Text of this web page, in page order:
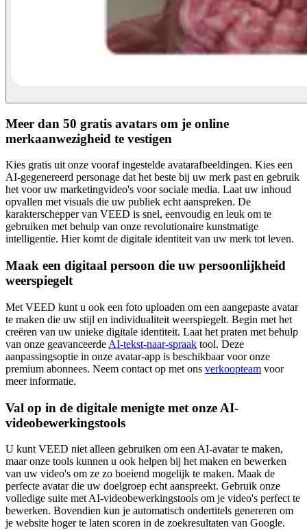
Meer dan 50 gratis avatars om je online
merkaanwezigheid te vestigen
Kies gratis uit onze vooraf ingestelde avatarafbeeldingen. Kies een
AI-gegenereerd personage dat het beste bij uw merk past en gebruik
het voor uw marketingvideo's voor sociale media. Laat uw inhoud
opvallen met visuals die uw publiek echt aanspreken. De
karakterschepper van VEED is snel, eenvoudig en leuk om te
gebruiken met behulp van onze revolutionaire kunstmatige
intelligentie. Hier komt de digitale identiteit van uw merk tot leven.
Maak een digitaal persoon die uw persoonlijkheid
weerspiegelt
Met VEED kunt u ook een foto uploaden om een aangepaste avatar
te maken die uw stijl en individualiteit weerspiegelt. Begin met het
creëren van uw unieke digitale identiteit. Laat het praten met behulp
van onze geavanceerde AI-tekst-naar-spraak tool. Deze
aanpassingsoptie in onze avatar-app is beschikbaar voor onze
premium abonnees. Neem contact op met ons verkoopteam voor
meer informatie.
Val op in de digitale menigte met onze AI-
videobewerkingstools
U kunt VEED niet alleen gebruiken om een AI-avatar te maken,
maar onze tools kunnen u ook helpen bij het maken en bewerken
van uw video's om ze zo boeiend mogelijk te maken. Maak de
perfecte avatar die uw doelgroep echt aanspreekt. Gebruik onze
volledige suite met AI-videobewerkingstools om je video's perfect te
bewerken. Bovendien kun je automatisch ondertitels genereren om
je website hoger te laten scoren in de zoekresultaten van Google.